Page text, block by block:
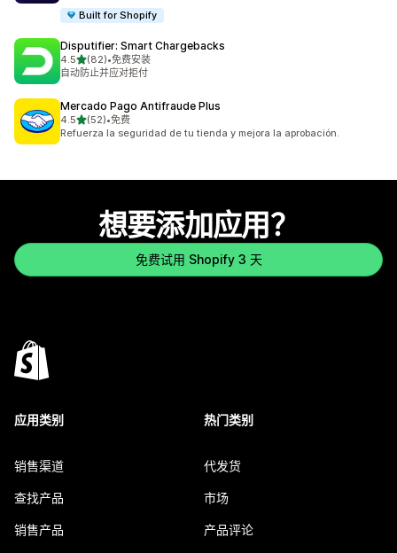
Built for Shopify
Disputifier: Smart Chargebacks
4.5星（满分 5 星）
(82)
总共 82 条评论
•免费安装
自动防止并应对拒付
Mercado Pago Antifraude Plus
4.5星（满分 5 星）
(52)
总共 52 条评论
•免费
Refuerza la seguridad de tu tienda y mejora la aprobación.
想要添加应用？
免费试用 Shopify 3 天
应用类别
销售渠道
查找产品
销售产品
热门类别
代发货
市场
产品评论